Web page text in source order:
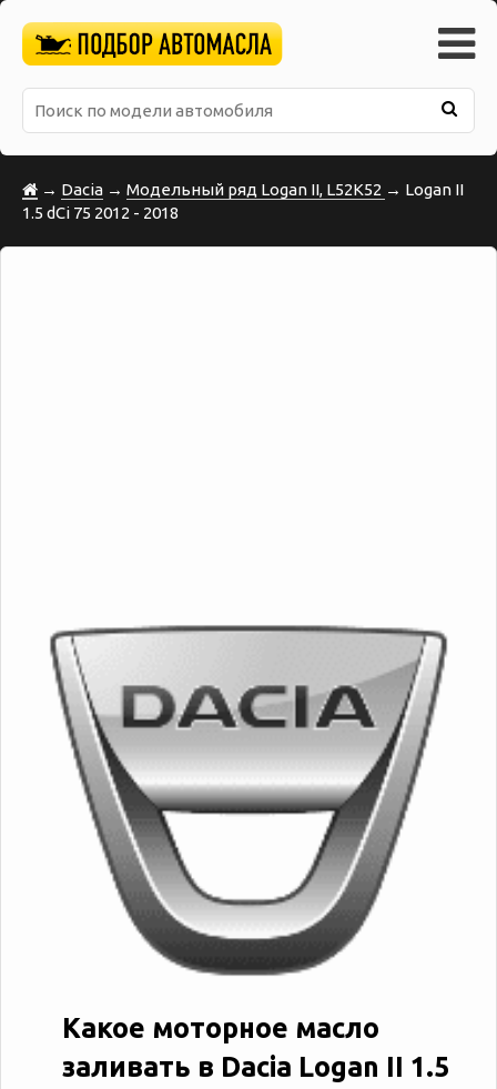
→ Dacia → Модельный ряд Logan II, L52K52 → Logan II
1.5 dCi 75 2012 - 2018
Какое моторное масло
заливать в Dacia Logan II 1.5